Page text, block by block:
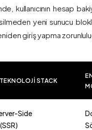
kullanıcının hesap
yeni sunucu
giriş yapma
STACK
Side